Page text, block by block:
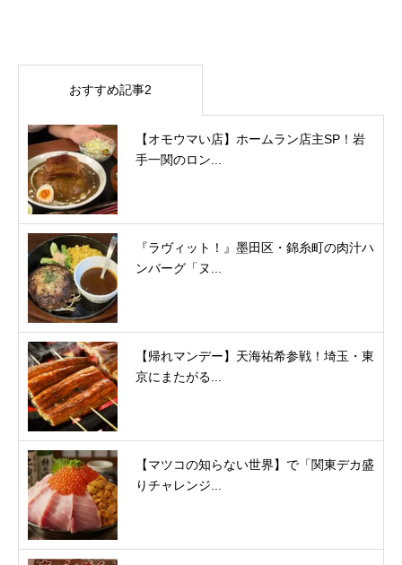
おすすめ記事2
【オモウマい店】ホームラン店主SP！岩
手一関のロン...
『ラヴィット！』墨田区・錦糸町の肉汁ハ
ンバーグ「ヌ...
【帰れマンデー】天海祐希参戦！埼玉・東
京にまたがる...
【マツコの知らない世界】で「関東デカ盛
りチャレンジ...